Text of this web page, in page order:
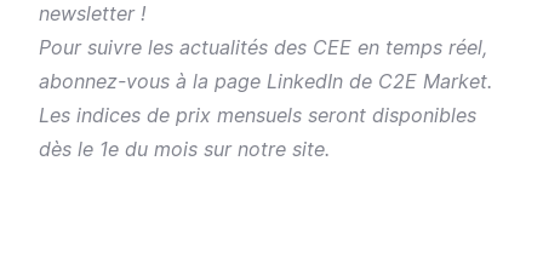
newsletter !
Pour suivre les actualités des CEE en temps réel,
abonnez-vous à la page LinkedIn de C2E Market.
Les indices de prix mensuels seront disponibles
dès le 1e du mois sur notre site.